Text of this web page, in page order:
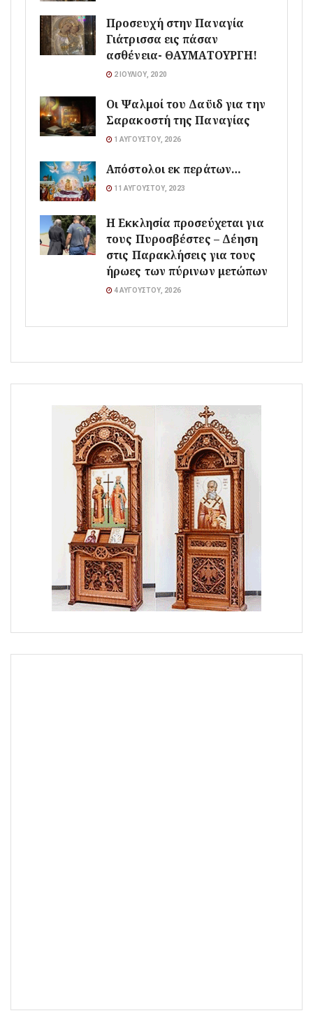
Προσευχή στην Παναγία
Γιάτρισσα εις πάσαν
ασθένεια- ΘΑΥΜΑΤΟΥΡΓΗ!
2 ΙΟΥΛΊΟΥ, 2020
Οι Ψαλμοί του Δαϋιδ για την
Σαρακοστή της Παναγίας
1 ΑΥΓΟΎΣΤΟΥ, 2026
Απόστολοι εκ περάτων…
11 ΑΥΓΟΎΣΤΟΥ, 2023
Η Εκκλησία προσεύχεται για
τους Πυροσβέστες – Δέηση
στις Παρακλήσεις για τους
ήρωες των πύρινων μετώπων
4 ΑΥΓΟΎΣΤΟΥ, 2026